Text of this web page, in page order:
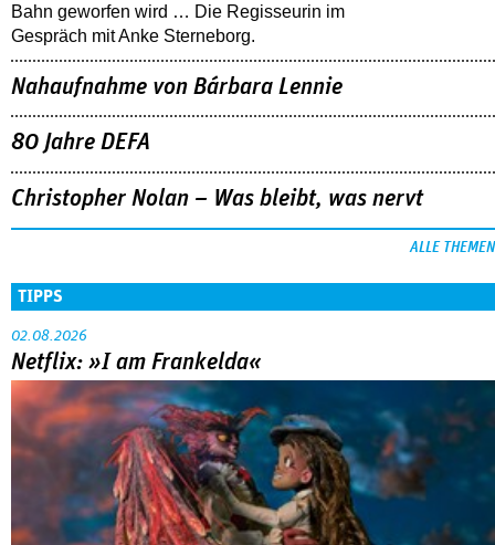
Bahn geworfen wird … Die Regisseurin im
Gespräch mit Anke Sterneborg.
Nahaufnahme von Bárbara Lennie
80 Jahre DEFA
Christopher Nolan – Was bleibt, was nervt
ALLE THEMEN
TIPPS
02.08.2026
Netflix: »I am Frankelda«